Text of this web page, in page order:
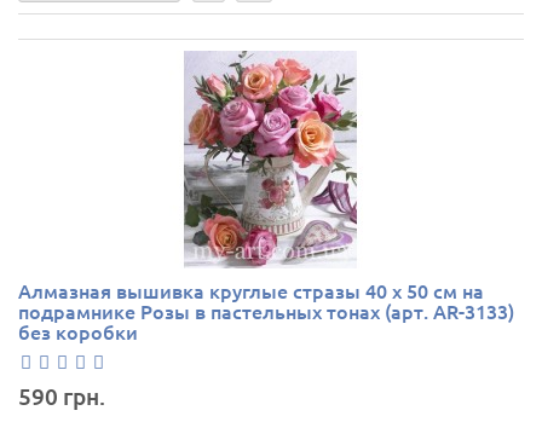
Алмазная вышивка круглые стразы 40 х 50 см на
подрамнике Розы в пастельных тонах (арт. AR-3133)
без коробки
590 грн.